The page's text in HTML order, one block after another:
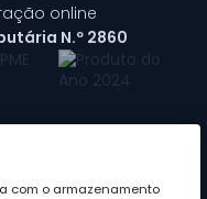
online
N.º 2860
com o armazenamento